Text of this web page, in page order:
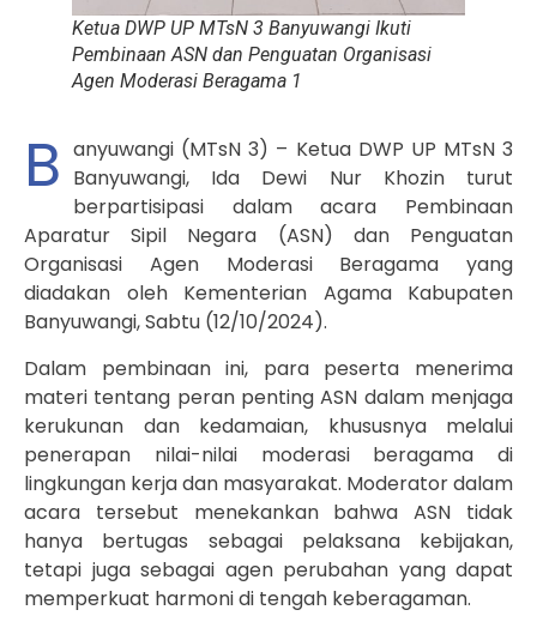
Ketua DWP UP MTsN 3 Banyuwangi Ikuti
Pembinaan ASN dan Penguatan Organisasi
Agen Moderasi Beragama 1
B anyuwangi (MTsN 3) – Ketua DWP UP MTsN 3
Banyuwangi, Ida Dewi Nur Khozin turut
berpartisipasi dalam acara Pembinaan
Aparatur Sipil Negara (ASN) dan Penguatan
Organisasi Agen Moderasi Beragama yang
diadakan oleh Kementerian Agama Kabupaten
Banyuwangi, Sabtu (12/10/2024).
Dalam pembinaan ini, para peserta menerima
materi tentang peran penting ASN dalam menjaga
kerukunan dan kedamaian, khususnya melalui
penerapan nilai-nilai moderasi beragama di
lingkungan kerja dan masyarakat. Moderator dalam
acara tersebut menekankan bahwa ASN tidak
hanya bertugas sebagai pelaksana kebijakan,
tetapi juga sebagai agen perubahan yang dapat
memperkuat harmoni di tengah keberagaman.